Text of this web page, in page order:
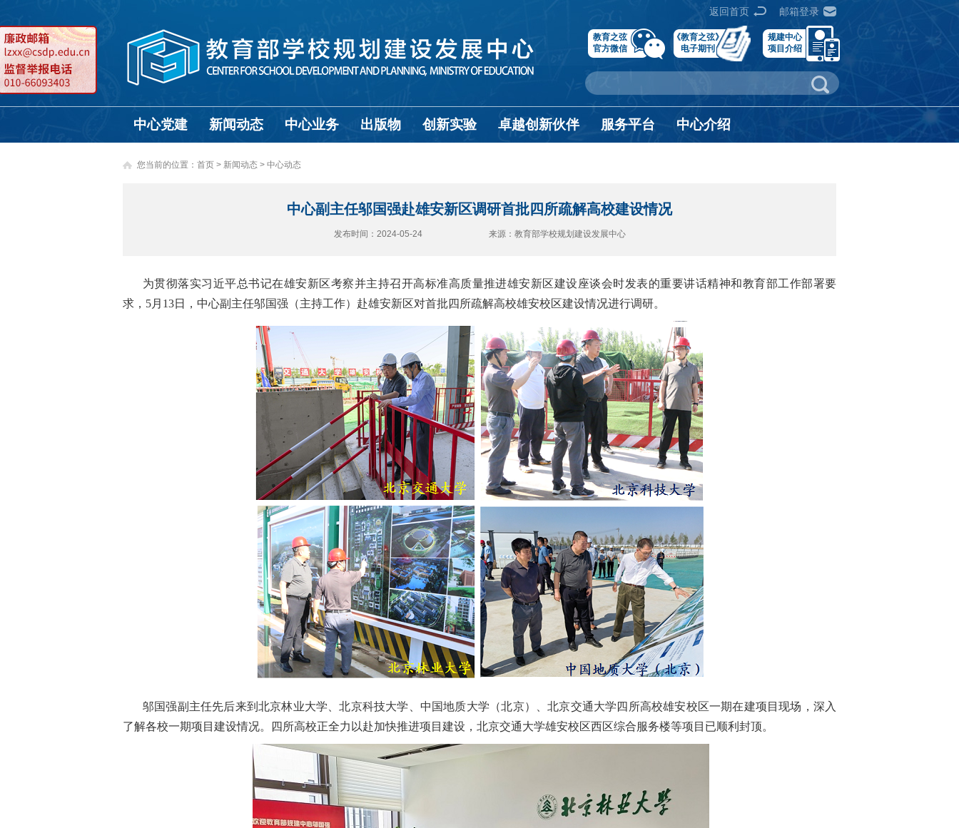
邮箱登录
返回首页
教育之弦
官方微信
规建中心
项目介绍
《教育之弦》
电子期刊
中心党建 新闻动态 中心业务 出版物 创新实验 卓越创新伙伴 服务平台 中心介绍
您当前的位置： 首页 > 新闻动态 > 中心动态
中心副主任邬国强赴雄安新区调研首批四所疏解高校建设情况
发布时间：2024-05-24 来源：教育部学校规划建设发展中心
为贯彻落实习近平总书记在雄安新区考察并主持召开高标准高质量推进雄安新区建设座谈会时发表的重要讲话精神和教育部工作部署要
求，5月13日，中心副主任邬国强（主持工作）赴雄安新区对首批四所疏解高校雄安校区建设情况进行调研。
邬国强副主任先后来到北京林业大学、北京科技大学、中国地质大学（北京）、北京交通大学四所高校雄安校区一期在建项目现场，深入
了解各校一期项目建设情况。四所高校正全力以赴加快推进项目建设，北京交通大学雄安校区西区综合服务楼等项目已顺利封顶。